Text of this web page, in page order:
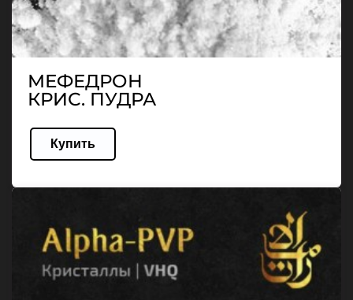
МЕФЕДРОН
КРИС. ПУДРА
Купить